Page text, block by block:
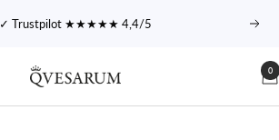
✓ Trustpilot ★★★★★ 4,4/5
Qvesarum 0